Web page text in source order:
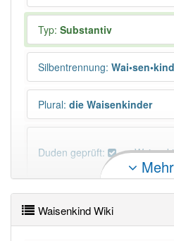
Typ: Substantiv
Silbentrennung: Wai•sen•kind
Plural: die Waisenkinder
Duden geprüft:
PowerIndex:33
Mehr
Waisenkind Wiki